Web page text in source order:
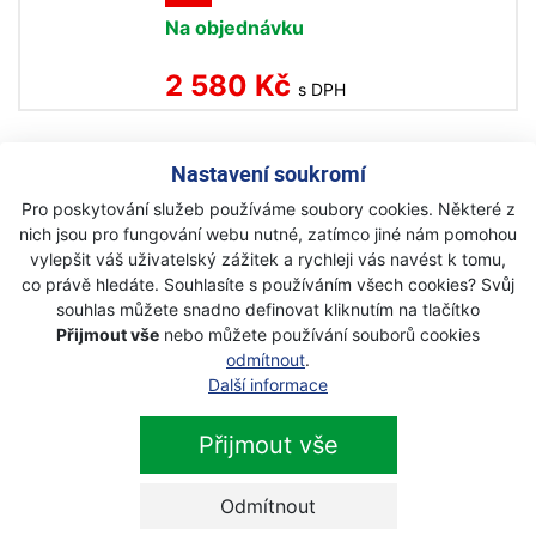
Nastavení soukromí
Pro poskytování služeb používáme soubory cookies. Některé z
nich jsou pro fungování webu nutné, zatímco jiné nám pomohou
vylepšit váš uživatelský zážitek a rychleji vás navést k tomu,
co právě hledáte. Souhlasíte s používáním všech cookies? Svůj
souhlas můžete snadno definovat kliknutím na tlačítko
Přijmout vše nebo můžete používání souborů cookies
odmítnout.
Další informace
Přijmout vše
Odmítnout
Na objednávku
2 580 Kč s DPH
Newsletter
Přihlaste se k odběru novinek
Přihlásit
Zaškrtnutím souhlasím se zpracováním osobních